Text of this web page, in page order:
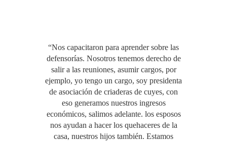
“Nos capacitaron para aprender sobre las
defensorías. Nosotros tenemos derecho de
salir a las reuniones, asumir cargos, por
ejemplo, yo tengo un cargo, soy presidenta
de asociación de criaderas de cuyes, con
eso generamos nuestros ingresos
económicos, salimos adelante. los esposos
nos ayudan a hacer los quehaceres de la
casa, nuestros hijos también. Estamos